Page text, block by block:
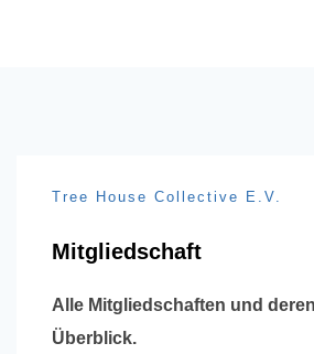
Tree House Collective E.V.
Mitgliedschaft
Alle Mitgliedschaften und
Überblick.